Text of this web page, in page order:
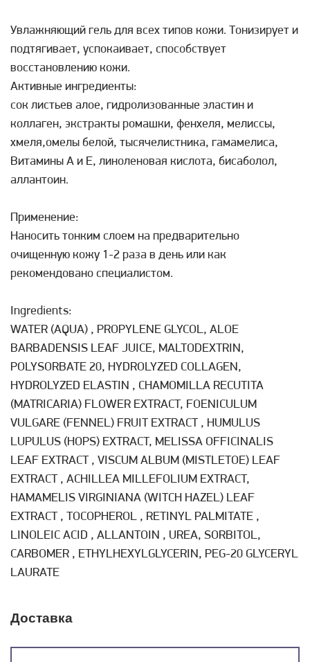
Увлажняющий гель для всех типов кожи. Тонизирует и
подтягивает, успокаивает, способствует
восстановлению кожи.
Активные ингредиенты:
сок листьев алое, гидролизованные эластин и
коллаген, экстракты ромашки, фенхеля, мелиссы,
хмеля,омелы белой, тысячелистника, гамамелиса,
Витамины А и Е, линоленовая кислота, бисаболол,
аллантоин.
Применение:
Наносить тонким слоем на предварительно
очищенную кожу 1-2 раза в день или как
рекомендовано специалистом.
Ingredients:
WATER (AQUA) , PROPYLENE GLYCOL, ALOE
BARBADENSIS LEAF JUICE, MALTODEXTRIN,
POLYSORBATE 20, HYDROLYZED COLLAGEN,
HYDROLYZED ELASTIN , CHAMOMILLA RECUTITA
(MATRICARIA) FLOWER EXTRACT, FOENICULUM
VULGARE (FENNEL) FRUIT EXTRACT , HUMULUS
LUPULUS (HOPS) EXTRACT, MELISSA OFFICINALIS
LEAF EXTRACT , VISCUM ALBUM (MISTLETOE) LEAF
EXTRACT , ACHILLEA MILLEFOLIUM EXTRACT,
HAMAMELIS VIRGINIANA (WITCH HAZEL) LEAF
EXTRACT , TOCOPHEROL , RETINYL PALMITATE ,
LINOLEIC ACID , ALLANTOIN , UREA, SORBITOL,
CARBOMER , ETHYLHEXYLGLYCERIN, PEG-20 GLYCERYL
LAURATE
Доставка